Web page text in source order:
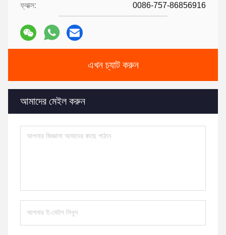
ফ্যাক্স: 0086-757-86856916
এখন চ্যাট করুন
আমাদের মেইল করুন